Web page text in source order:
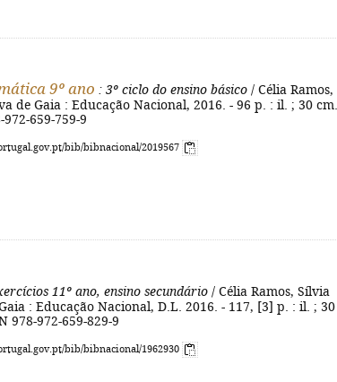
9º ano : 3º ciclo do ensino básico / Célia Ramos,
de Gaia : Educação Nacional, 2016. - 96 p. : il. ; 30
659-759-9
bib/bibnacional/2019567
11º ano, ensino secundário / Célia Ramos, Sílvia
: Educação Nacional, D.L. 2016. - 117, [3] p. : il. ; 30
978-972-659-829-9
bib/bibnacional/1962930